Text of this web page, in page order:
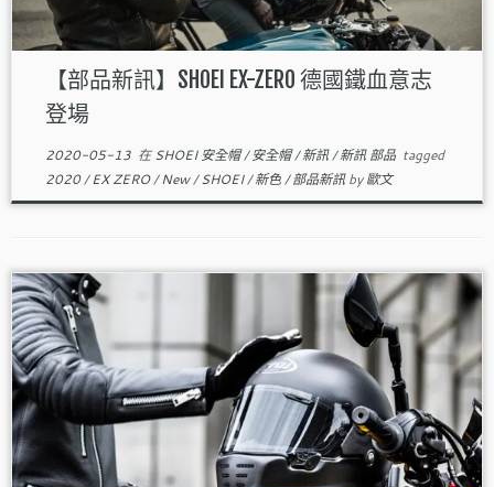
【部品新訊】SHOEI EX-ZERO 德國鐵血意志
登場
2020-05-13在SHOEI 安全帽/安全帽/新訊/新訊 部品 tagged
2020/EX ZERO/New/SHOEI/新色/部品新訊by歐文